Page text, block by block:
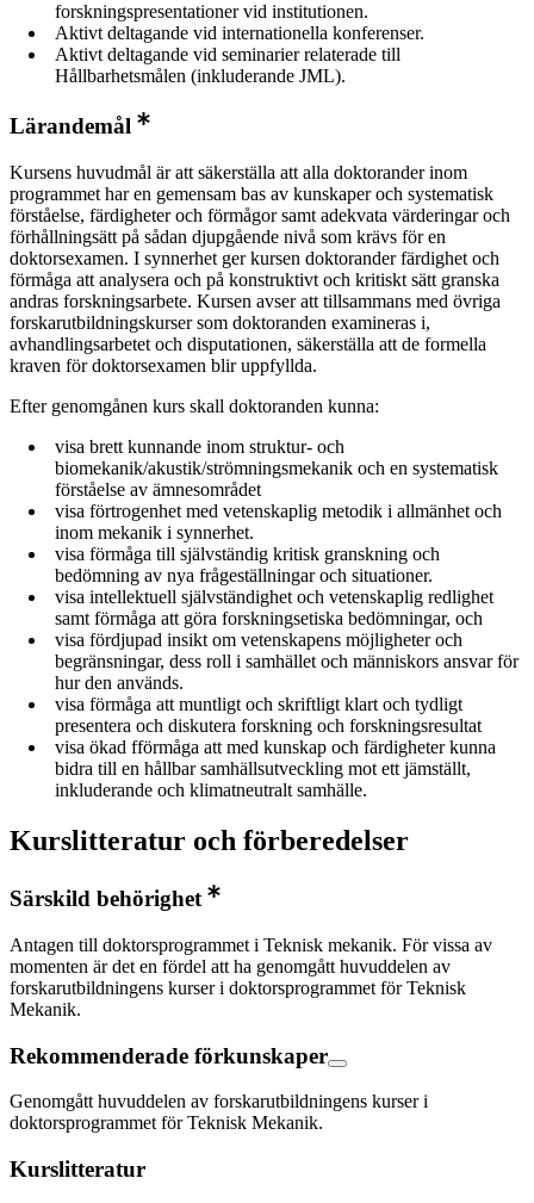
forskningspresentationer vid institutionen.
Aktivt deltagande vid internationella konferenser.
Aktivt deltagande vid seminarier relaterade till
Hållbarhetsmålen (inkluderande JML).
Lärandemål
Kursens huvudmål är att säkerställa att alla doktorander inom
programmet har en gemensam bas av kunskaper och systematisk
förståelse, färdigheter och förmågor samt adekvata värderingar och
förhållningsätt på sådan djupgående nivå som krävs för en
doktorsexamen. I synnerhet ger kursen doktorander färdighet och
förmåga att analysera och på konstruktivt och kritiskt sätt granska
andras forskningsarbete. Kursen avser att tillsammans med övriga
forskarutbildningskurser som doktoranden examineras i,
avhandlingsarbetet och disputationen, säkerställa att de formella
kraven för doktorsexamen blir uppfyllda.
Efter genomgånen kurs skall doktoranden kunna:
visa brett kunnande inom struktur- och
biomekanik/akustik/strömningsmekanik och en systematisk
förståelse av ämnesområdet
visa förtrogenhet med vetenskaplig metodik i allmänhet och
inom mekanik i synnerhet.
visa förmåga till självständig kritisk granskning och
bedömning av nya frågeställningar och situationer.
visa intellektuell självständighet och vetenskaplig redlighet
samt förmåga att göra forskningsetiska bedömningar, och
visa fördjupad insikt om vetenskapens möjligheter och
begränsningar, dess roll i samhället och människors ansvar för
hur den används.
visa förmåga att muntligt och skriftligt klart och tydligt
presentera och diskutera forskning och forskningsresultat
visa ökad fförmåga att med kunskap och färdigheter kunna
bidra till en hållbar samhällsutveckling mot ett jämställt,
inkluderande och klimatneutralt samhälle.
Kurslitteratur och förberedelser
Särskild behörighet
Antagen till doktorsprogrammet i Teknisk mekanik. För vissa av
momenten är det en fördel att ha genomgått huvuddelen av
forskarutbildningens kurser i doktorsprogrammet för Teknisk
Mekanik.
Rekommenderade förkunskaper
Genomgått huvuddelen av forskarutbildningens kurser i
doktorsprogrammet för Teknisk Mekanik.
Kurslitteratur